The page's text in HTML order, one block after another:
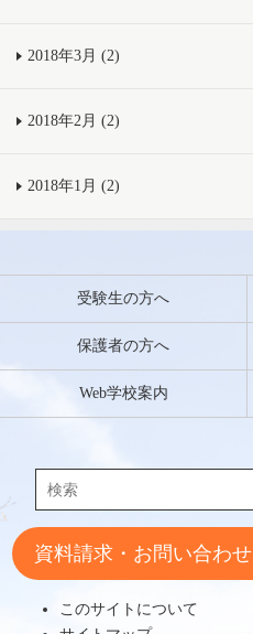
2018年3月 (2)
2018年2月 (2)
2018年1月 (2)
受験生の方へ
保護者の方へ
Web学校案内
資料請求・お問い合わせ
このサイトについて